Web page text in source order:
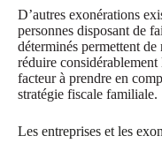
D’autres exonérations
personnes disposant de
déterminés permettent
réduire considérablement
facteur à prendre en
stratégie fiscale familiale.
Les entreprises et les